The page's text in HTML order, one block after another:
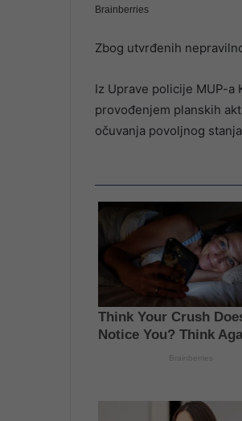
Zbog utvrđenih
Iz Uprave policije MUP-a
provođenjem planskih
očuvanja povoljnog